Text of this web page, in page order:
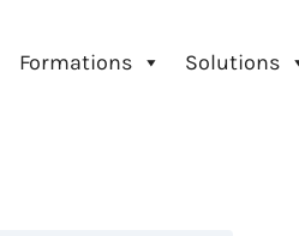
Formations Solutions